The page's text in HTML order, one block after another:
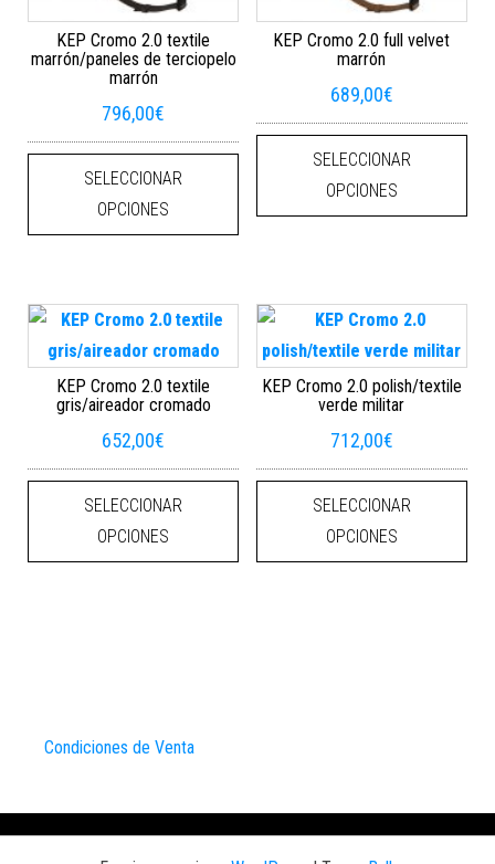
KEP Cromo 2.0 textile
marrón/paneles de terciopelo
marrón
796,00€
SELECCIONAR
OPCIONES
Este producto tiene múltiples
KEP Cromo 2.0 full velvet
marrón
689,00€
SELECCIONAR
OPCIONES
KEP Cromo 2.0 textile
gris/aireador cromado
652,00€
SELECCIONAR
OPCIONES
Este producto tiene múltiples
KEP Cromo 2.0 polish/textile
verde militar
712,00€
SELECCIONAR
OPCIONES
Condiciones de Venta